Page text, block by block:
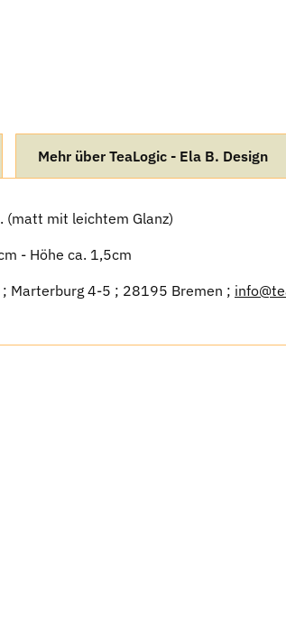
Mehr über TeaLogic - Ela B. Design
(matt mit leichtem Glanz)
- Höhe ca. 1,5cm
; Marterburg 4-5 ; 28195 Bremen ;